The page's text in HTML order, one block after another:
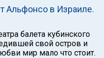
Альфонсо в Израиле.
балета кубинского
свой остров и
мир мало что стоит.